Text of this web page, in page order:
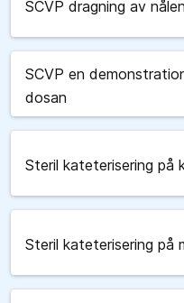
SCVP dragning av nålen
SCVP en
dosan
Steril kateterisering på
Steril kateterisering på